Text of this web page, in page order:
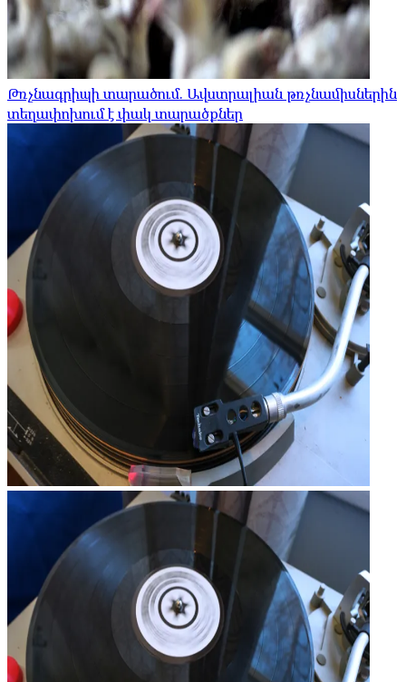
Թռչնագրիպի տարածում. Ավստրալիան թռչնամիսներին
տեղափոխում է փակ տարածքներ